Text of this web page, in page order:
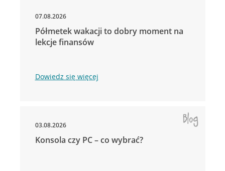
07.08.2026
Półmetek wakacji to dobry moment na
lekcje finansów
Dowiedz się więcej
03.08.2026
Konsola czy PC – co wybrać?